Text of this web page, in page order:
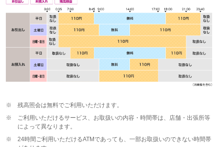
※
残高照会は無料でご利用いただけます。
※
ご利用いただけるサービス、お取扱いの内容・時間帯は、店舗・出張所等
によって異なります。
※
24時間ご利用いただけるATMであっても、一部お取扱いのできない時間帯